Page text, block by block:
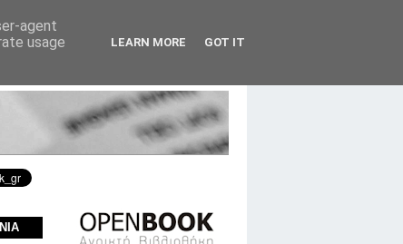
agent
usage
LEARN MORE GOT IT